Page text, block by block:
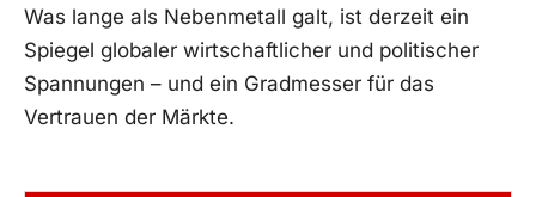
Was lange als Nebenmetall galt, ist derzeit ein
Spiegel globaler wirtschaftlicher und politischer
Spannungen – und ein Gradmesser für das
Vertrauen der Märkte.